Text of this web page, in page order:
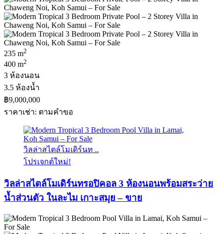
235 m2
400 m2
3 ห้องนอน
3.5 ห้องน้ำ
฿9,000,000
ราคาเช่า: ตามคําขอ
วิลล่าสไตล์โมเดิร์นท ..
โปรเจกต์ใหม่!
วิลล่าสไตล์โมเดิร์นทรอปิคอล 3 ห้องนอนพร้อมสระว่าย
น้ำส่วนตัว ในละไม เกาะสมุย – ขาย